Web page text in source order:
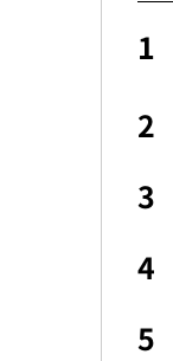
1
2
3
4
5